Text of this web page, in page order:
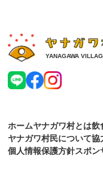
YANAGAWA
ホームヤナガワ村とは飲
ヤナガワ村民について協
個人情報保護方針スポン